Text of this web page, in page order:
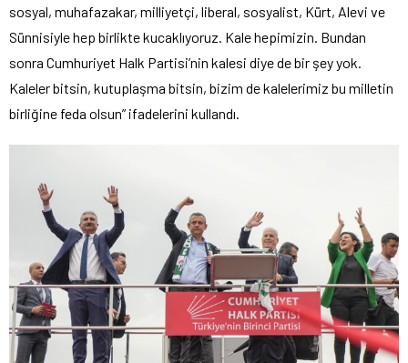
sosyal, muhafazakar, milliyetçi, liberal, sosyalist, Kürt, Alevi ve
Sünnisiyle hep birlikte kucaklıyoruz. Kale hepimizin. Bundan
sonra Cumhuriyet Halk Partisi’nin kalesi diye de bir şey yok.
Kaleler bitsin, kutuplaşma bitsin, bizim de kalelerimiz bu milletin
birliğine feda olsun” ifadelerini kullandı.